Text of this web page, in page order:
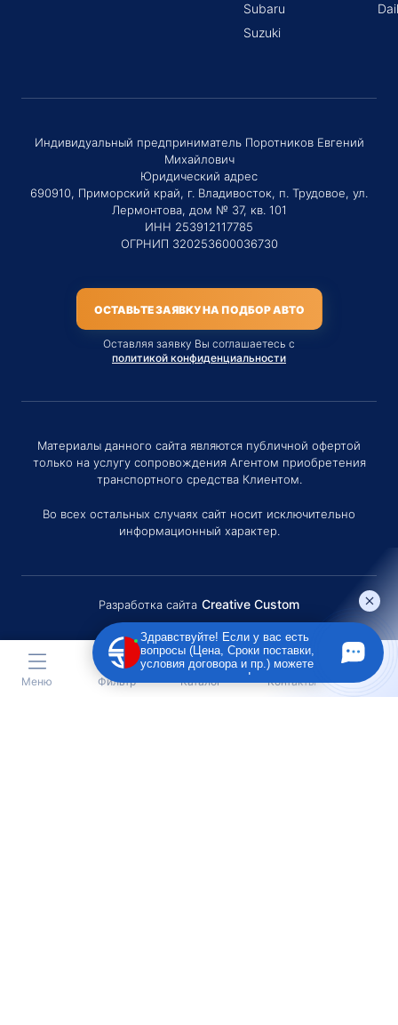
Subaru
Suzuki
Индивидуальный предприниматель Поротников Евгений
Михайлович
Юридический адрес
690910, Приморский край, г. Владивосток, п. Трудовое, ул.
Лермонтова, дом № 37, кв. 101
ИНН 253912117785
ОГРНИП 320253600036730
ОСТАВЬТЕ ЗАЯВКУ НА ПОДБОР АВТО
Оставляя заявку Вы соглашаетесь с
политикой конфиденциальности
Материалы данного сайта являются публичной офертой
только на услугу сопровождения Агентом приобретения
транспортного средства Клиентом.
Во всех остальных случаях сайт носит исключительно
информационный характер.
Разработка сайта Creative Custom
Меню Фильтр Каталог Контакты
Здравствуйте! Если у вас есть
вопросы (Цена, Сроки поставки,
условия договора и пр.) можете
задать их мне в чат!